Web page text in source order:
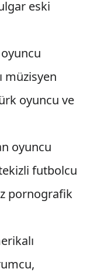
eski
müzisyen
oyuncu ve
oyuncu
futbolcu
pornografik